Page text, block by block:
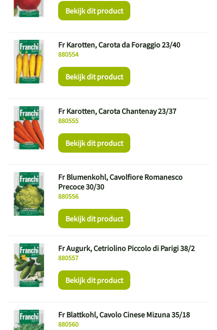
Bekijk dit product
880554
Fr Karotten, Carota da Foraggio 23/40
Bekijk dit product
880555
Fr Karotten, Carota Chantenay 23/37
Bekijk dit product
880556
Fr Blumenkohl, Cavolfiore Romanesco
Precoce 30/30
Bekijk dit product
880557
Fr Augurk, Cetriolino Piccolo di Parigi 38/2
Bekijk dit product
880560
Fr Blattkohl, Cavolo Cinese Mizuna 35/18